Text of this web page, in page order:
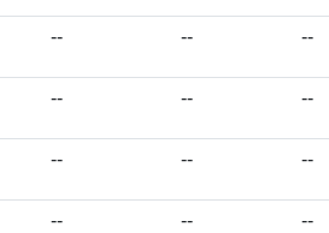
-- -- --
-- -- --
-- -- --
-- -- --